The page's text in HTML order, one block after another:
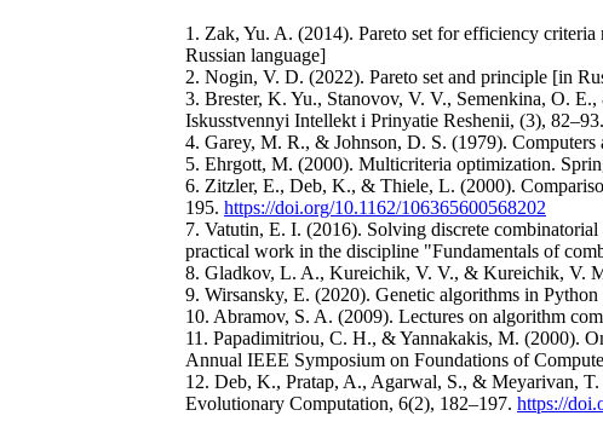
1. Zak, Yu. A. (2014). Pareto set for efficiency
Russian language]
2. Nogin, V. D. (2022). Pareto set and principle [in
3. Brester, K. Yu., Stanovov, V. V., Semenkina, O.
Iskusstvennyi Intellekt i Prinyatie Reshenii, (3),
4. Garey, M. R., & Johnson, D. S. (1979).
5. Ehrgott, M. (2000). Multicriteria optimization.
6. Zitzler, E., Deb, K., & Thiele, L. (2000).
195. https://doi.org/10.1162/106365600568202
7. Vatutin, E. I. (2016). Solving discrete
practical work in the discipline "Fundamentals of
8. Gladkov, L. A., Kureichik, V. V., & Kureichik, V.
9. Wirsansky, E. (2020). Genetic algorithms in
10. Abramov, S. A. (2009). Lectures on algorithm
11. Papadimitriou, C. H., & Yannakakis, M. (2000).
Annual IEEE Symposium on Foundations of
12. Deb, K., Pratap, A., Agarwal, S., & Meyarivan,
Evolutionary Computation, 6(2), 182–197. https://